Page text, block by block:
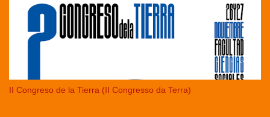
II Congreso de la Tierra (II Congresso da Terra)